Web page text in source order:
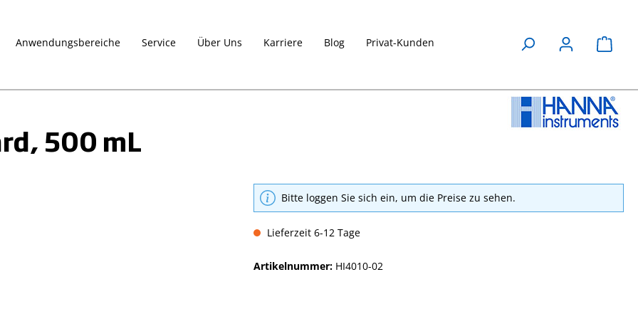
Anwendungsbereiche Service Über Uns Karriere Blog Privat-Kunden
500 mL
Bitte loggen Sie sich ein, um die Preise zu sehen.
Lieferzeit 6-12 Tage
Artikelnummer: HI4010-02